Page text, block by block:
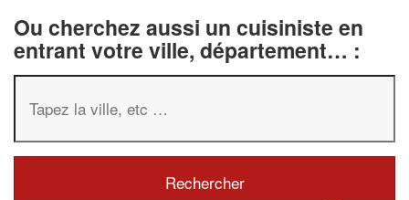
Ou cherchez aussi un cuisiniste en
entrant votre ville, département… :